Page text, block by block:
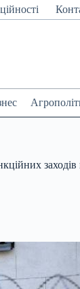
заходів